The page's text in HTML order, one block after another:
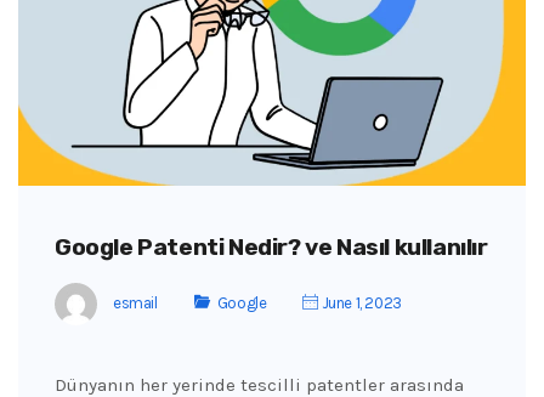
Google Patenti Nedir? ve Nasıl kullanılır
esmail Google June 1, 2023
Dünyanın her yerinde tescilli patentler arasında